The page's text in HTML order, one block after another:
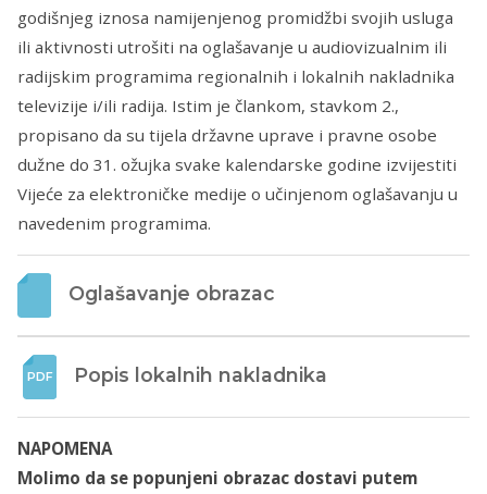
godišnjeg iznosa namijenjenog promidžbi svojih usluga
ili aktivnosti utrošiti na oglašavanje u audiovizualnim ili
radijskim programima regionalnih i lokalnih nakladnika
televizije i/ili radija. Istim je člankom, stavkom 2.,
propisano da su tijela državne uprave i pravne osobe
dužne do 31. ožujka svake kalendarske godine izvijestiti
Vijeće za elektroničke medije o učinjenom oglašavanju u
navedenim programima.
Oglašavanje obrazac
Popis lokalnih nakladnika
NAPOMENA
Molimo da se popunjeni obrazac dostavi putem